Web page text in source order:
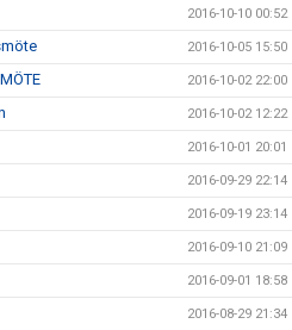
2016-10-10 00:52
2016-10-05 15:50
2016-10-02 22:00
2016-10-02 12:22
2016-10-01 20:01
2016-09-29 22:14
2016-09-19 23:14
2016-09-10 21:09
2016-09-01 18:58
2016-08-29 21:34